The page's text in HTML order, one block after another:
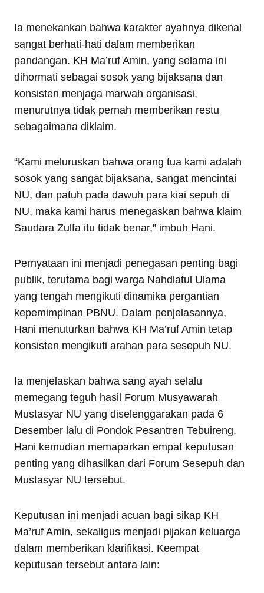
Ia menekankan bahwa karakter ayahnya dikenal
sangat berhati-hati dalam memberikan
pandangan. KH Ma’ruf Amin, yang selama ini
dihormati sebagai sosok yang bijaksana dan
konsisten menjaga marwah organisasi,
menurutnya tidak pernah memberikan restu
sebagaimana diklaim.
“Kami meluruskan bahwa orang tua kami adalah
sosok yang sangat bijaksana, sangat mencintai
NU, dan patuh pada dawuh para kiai sepuh di
NU, maka kami harus menegaskan bahwa klaim
Saudara Zulfa itu tidak benar,” imbuh Hani.
Pernyataan ini menjadi penegasan penting bagi
publik, terutama bagi warga Nahdlatul Ulama
yang tengah mengikuti dinamika pergantian
kepemimpinan PBNU. Dalam penjelasannya,
Hani menuturkan bahwa KH Ma’ruf Amin tetap
konsisten mengikuti arahan para sesepuh NU.
Ia menjelaskan bahwa sang ayah selalu
memegang teguh hasil Forum Musyawarah
Mustasyar NU yang diselenggarakan pada 6
Desember lalu di Pondok Pesantren Tebuireng.
Hani kemudian memaparkan empat keputusan
penting yang dihasilkan dari Forum Sesepuh dan
Mustasyar NU tersebut.
Keputusan ini menjadi acuan bagi sikap KH
Ma’ruf Amin, sekaligus menjadi pijakan keluarga
dalam memberikan klarifikasi. Keempat
keputusan tersebut antara lain: